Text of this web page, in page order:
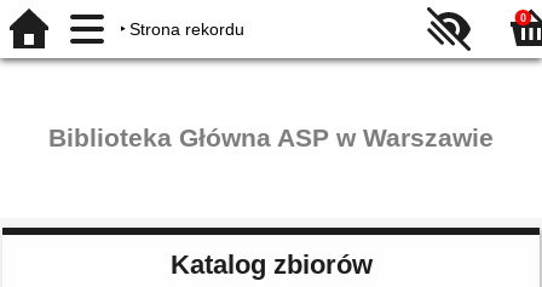
Strona rekordu
0
Biblioteka Główna ASP w Warszawie
Katalog zbiorów